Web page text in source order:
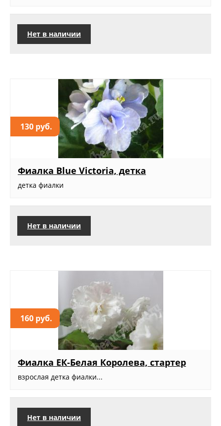
Нет в наличии
130 руб.
Фиалка Blue Victoria, детка
детка фиалки
Нет в наличии
160 руб.
Фиалка ЕК-Белая Королева, стартер
взрослая детка фиалки...
Нет в наличии